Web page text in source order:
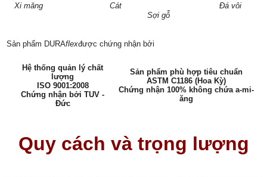
Xi măng Cát Đá vôi
Sợi gỗ
Sản phẩm DURAflexđược chứng nhận bởi
Hệ thống quản lý chất
lượng
ISO 9001:2008
Chứng nhận bởi TUV -
Đức
Sản phẩm phù hợp tiêu chuẩn
ASTM C1186 (Hoa Kỳ)
Chứng nhận 100% không chứa a-mi-
ăng
Quy cách và trọng lượng